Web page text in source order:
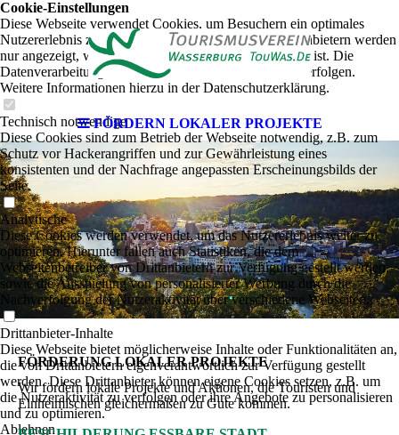
FÖRDERN LOKALER PROJEKTE
am
grünen
Inn
FÖRDERUNG LOKALER PROJEKTE
Wir fördern lokale Projekte und Aktionen, die Touristen und
Einheimischen gleichermaßen zu Gute kommen.
Cookie-Einstellungen
Diese Webseite verwendet Cookies, um Besuchern ein optimales
Nutzererlebnis zu bieten. Bestimmte Inhalte von Drittanbietern werden
nur angezeigt, wenn die entsprechende Option aktiviert ist. Die
Datenverarbeitung kann dann auch in einem Drittland erfolgen.
Weitere Informationen hierzu in der Datenschutzerklärung.
Technisch notwendige
Diese Cookies sind zum Betrieb der Webseite notwendig, z.B. zum
Schutz vor Hackerangriffen und zur Gewährleistung eines
konsistenten und der Nachfrage angepassten Erscheinungsbilds der
Seite.
Analytische
Diese Cookies werden verwendet, um das Nutzererlebnis weiter zu
optimieren. Hierunter fallen auch Statistiken, die dem
Webseitenbetreiber von Drittanbietern zur Verfügung gestellt werden,
sowie die Ausspielung von personalisierter Werbung durch die
Nachverfolgung der Nutzeraktivität über verschiedene Webseiten.
Drittanbieter-Inhalte
Diese Webseite bietet möglicherweise Inhalte oder Funktionalitäten an,
die von Drittanbietern eigenverantwortlich zur Verfügung gestellt
werden. Diese Drittanbieter können eigene Cookies setzen, z.B. um
die Nutzeraktivität zu verfolgen oder ihre Angebote zu personalisieren
und zu optimieren.
Ablehnen